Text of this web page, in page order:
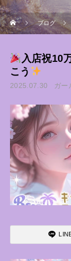
ブログ
入店祝10
こう
2025.07.30 ガー